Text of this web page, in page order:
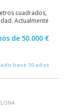
cuadrados,
Actualmente
de 50.000 €
hace 10 años